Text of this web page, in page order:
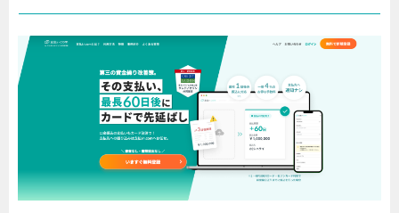
は、初めての方でも安心してファクタリング利用できるよ
う、特に個人事業主向けで、審...